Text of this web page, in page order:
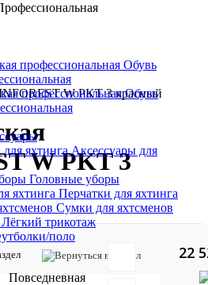
Обувь
Обувь
Аксессуары для
Головные уборы
Перчатки для яхтинга
Сумки для яхтсменов
Лёгкий трикотаж
поло
Повседневная
W PKT 3 красный
W PKT 3
22